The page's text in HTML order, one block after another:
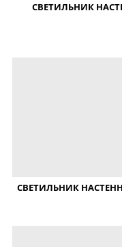
СВЕТИЛЬНИК
СВЕТИЛЬНИК